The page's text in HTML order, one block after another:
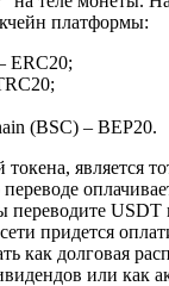
платформы:
ERC20;
(BSC) – BEP20.
является
переводите USDT
придется
как долговая
или как